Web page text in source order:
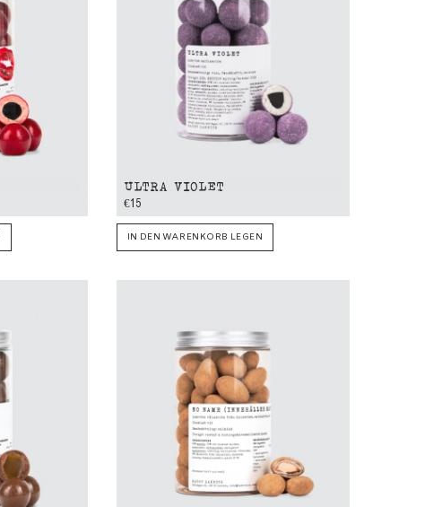
ULTRA VIOLET
€15
IN DEN WARENKORB LEGEN